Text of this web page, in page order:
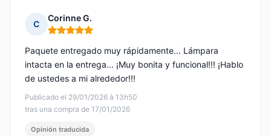
C
Corinne G.
Nota: 5 de 5
Publicado el 29/01/2026 à 13h50
tras una compra de 17/01/2026
Paquete entregado muy rápidamente... Lámpara
intacta en la entrega... ¡Muy bonita y funcional!!! ¡Hablo
de ustedes a mi alrededor!!!
Opinión traducida